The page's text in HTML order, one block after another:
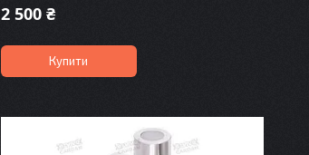
2 500 ₴
Купити